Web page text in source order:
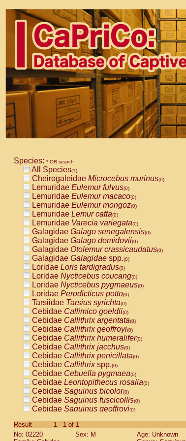
Species: * OR search
All Species(1)
Cheirogaleidae Microcebus murinus(0)
Lemuridae Eulemur fulvus(0)
Lemuridae Eulemur macaco(0)
Lemuridae Eulemur mongoz(0)
Lemuridae Lemur catta(0)
Lemuridae Varecia variegata(0)
Galagidae Galago senegalensis(0)
Galagidae Galago demidovii(0)
Galagidae Otolemur crassicaudatus(0)
Galagidae Galagidae spp.(0)
Loridae Loris tardigradus(0)
Loridae Nycticebus coucang(0)
Loridae Nycticebus pygmaeus(0)
Loridae Perodicticus potto(0)
Tarsiidae Tarsius syrichta(0)
Cebidae Callimico goeldii(0)
Cebidae Callithrix argentata(0)
Cebidae Callithrix geoffroyi(0)
Cebidae Callithrix humeralifer(0)
Cebidae Callithrix jacchus(0)
Cebidae Callithrix penicillata(0)
Cebidae Callithrixspp.(0)
Cebidae Cebuella pygmaea(0)
Cebidae Leontopithecus rosalia(0)
Cebidae Saguinus bicolor(0)
Cebidae Saguinus fuscicollis(0)
Cebidae Saguinus geoffroyi(0)
CebidaeSaguinus labiatus(0)
Cebidae Saguinus leucopus (0)
Result-----------1 - 1 of 1
No: 02220
Sex: M
Age: Unknown